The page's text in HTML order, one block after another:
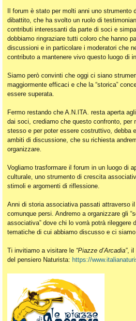
ti
Ra
pi
di
Il forum è stato per molti anni uno strumento
dibattito, che ha svolto un ruolo di
contributi interessanti da parte di soci e
dobbiamo ringraziare tutti coloro che hanno
discussioni e in particolare i moderatori che
contributo a mantenere vivo questo luogo di
Siamo però convinti che oggi ci siano
maggiormente efficaci e che la “storica”
essere superata.
Fermo restando che A.N.ITA. resta aperta
dai soci, crediamo che questo confronto, per
stesso e per poter essere costruttivo, debba
ambiti di discussione, che su richiesta
organizzare.
Vogliamo trasformare il forum in un luogo di
culturale, uno strumento di crescita
stimoli e argomenti di riflessione.
Anni di storia associativa passati attraverso
comunque persi. Andremo a organizzare gli
associativa” dove chi lo vorrà potrà rileggere
tematiche di cui abbiamo discusso e ci siamo
Ti invitiamo a visitare le “Piazze d’Arcadia”, il
del pensiero Naturista: https://